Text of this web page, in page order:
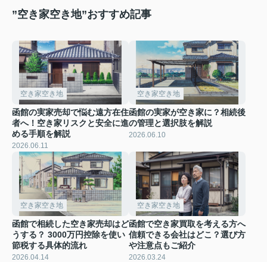
”空き家空き地”おすすめ記事
空き家空き地
函館の実家売却で悩む遠方在住
者へ！空き家リスクと安全に進
める手順を解説
2026.06.11
空き家空き地
函館の実家が空き家に？相続後
の管理と選択肢を解説
2026.06.10
空き家空き地
函館で相続した空き家売却はど
うする？ 3000万円控除を使い
節税する具体的流れ
2026.04.14
空き家空き地
函館で空き家買取を考える方へ
信頼できる会社はどこ？選び方
や注意点もご紹介
2026.03.24